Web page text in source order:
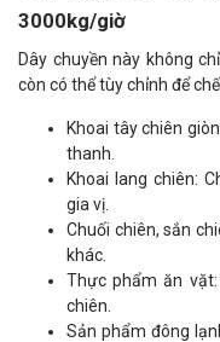
3000kg/giờ
Dây chuyền này không
còn có thể tùy chỉnh để
Khoai tây chiên
thanh.
Khoai lang chiên:
gia vị.
Chuối chiên, sắn
khác.
Thực phẩm ăn
chiên.
Sản phẩm đông